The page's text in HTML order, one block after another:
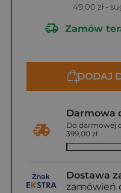
49,00 zł -
Zamów
DODAJ
Darmowa
Do darmowej
399,00 zł
Dostawa
zamówień